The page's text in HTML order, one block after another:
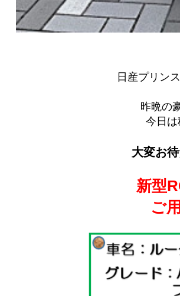
日産プリン
昨晩の
今日
大変お
新型
ご